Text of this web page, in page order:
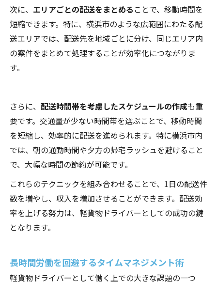
次に、 エリアごとの配送をまとめる ことで、移動時間を
短縮できます。特に、横浜市のような広範囲にわたる配
送エリアでは、配送先を地域ごとに分け、同じエリア内
の案件をまとめて処理することが効率化につながりま
す。
さらに、 配送時間帯を考慮したスケジュールの作成も重
要です。交通量が少ない時間帯を選ぶことで、移動時間
を短縮し、効率的に配送を進められます。特に横浜市内
では、朝の通勤時間や夕方の帰宅ラッシュを避けること
で、大幅な時間の節約が可能です。
これらのテクニックを組み合わせることで、1日の配送件
数を増やし、収入を増加させることができます。配送効
率を上げる努力は、軽貨物ドライバーとしての成功の鍵
となります。
長時間労働を回避するタイムマネジメント術
軽貨物ドライバーとして働く上での大きな課題の一つ